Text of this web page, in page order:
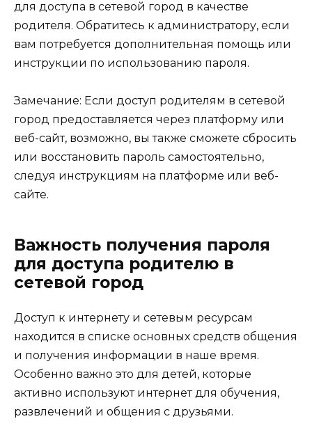
для доступа в сетевой город в качестве
родителя. Обратитесь к администратору, если
вам потребуется дополнительная помощь или
инструкции по использованию пароля.
Замечание: Если доступ родителям в сетевой
город предоставляется через платформу или
веб-сайт, возможно, вы также сможете сбросить
или восстановить пароль самостоятельно,
следуя инструкциям на платформе или веб-
сайте.
Важность получения пароля
для доступа родителю в
сетевой город
Доступ к интернету и сетевым ресурсам
находится в списке основных средств общения
и получения информации в наше время.
Особенно важно это для детей, которые
активно используют интернет для обучения,
развлечений и общения с друзьями.